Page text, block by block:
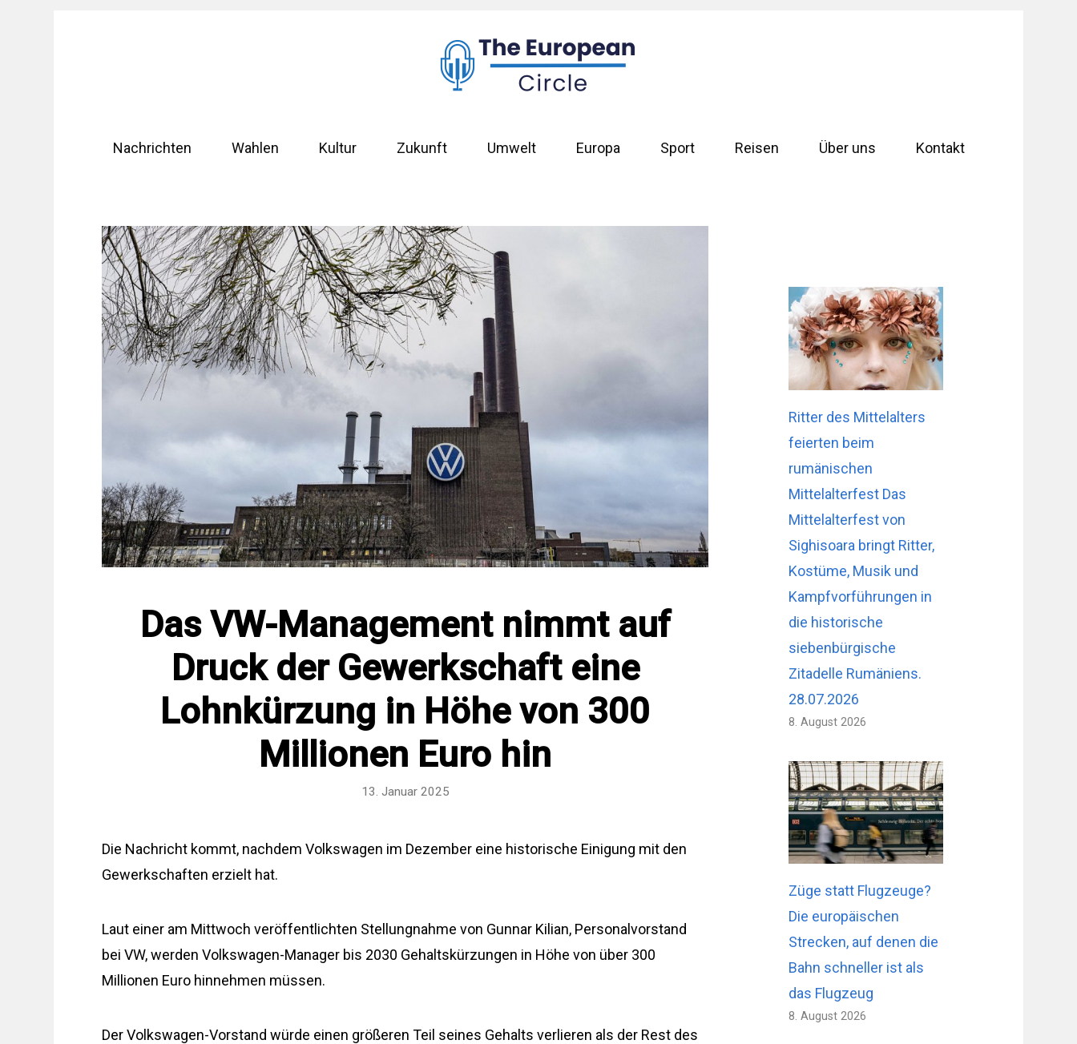
Nachrichten Wahlen Kultur Zukunft Umwelt Europa Sport Reisen Über uns Kontakt
Das VW-Management nimmt auf
Druck der Gewerkschaft eine
Lohnkürzung in Höhe von 300
Millionen Euro hin
13. Januar 2025
Die Nachricht kommt, nachdem Volkswagen im Dezember eine historische Einigung mit den
Gewerkschaften erzielt hat.
Laut einer am Mittwoch veröffentlichten Stellungnahme von Gunnar Kilian, Personalvorstand
bei VW, werden Volkswagen-Manager bis 2030 Gehaltskürzungen in Höhe von über 300
Millionen Euro hinnehmen müssen.
Der Volkswagen-Vorstand würde einen größeren Teil seines Gehalts verlieren als der Rest des
Ritter des Mittelalters
feierten beim
rumänischen
Mittelalterfest Das
Mittelalterfest von
Sighisoara bringt Ritter,
Kostüme, Musik und
Kampfvorführungen in
die historische
siebenbürgische
Zitadelle Rumäniens.
28.07.2026
8. August 2026
Züge statt Flugzeuge?
Die europäischen
Strecken, auf denen die
Bahn schneller ist als
das Flugzeug
8. August 2026